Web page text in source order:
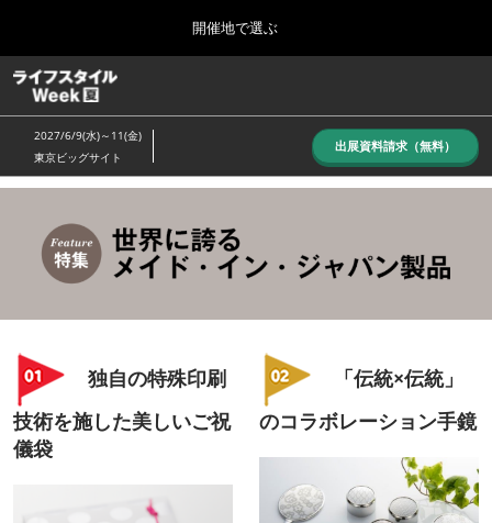
ッ
し
進
to
close
開催地で選ぶ
10月_秋展
東京ビッグサイト/Tokyo Big Sight, Japan
ー
ナ
ー
シ
ョ
を
2027/6/9(水)～11(金)
東京ビッグサイト
出展資料請求（無料）
独自の特殊印刷
技術を施した美しいご祝
儀袋
「伝統×伝統」
のコラボレーション手鏡